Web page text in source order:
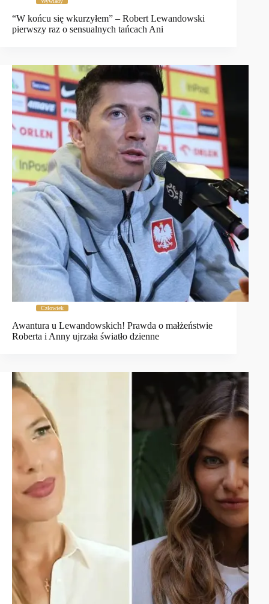
“W końcu się wkurzyłem” – Robert Lewandowski
pierwszy raz o sensualnych tańcach Ani
Człowiek
Awantura u Lewandowskich! Prawda o małżeństwie
Roberta i Anny ujrzała światło dzienne